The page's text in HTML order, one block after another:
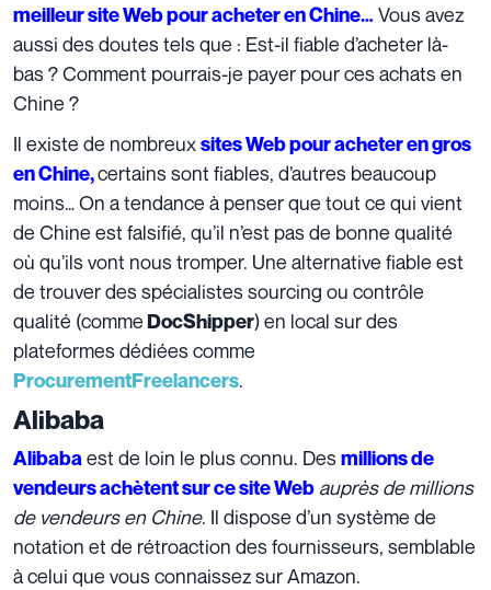
meilleur site Web pour acheter en Chine… Vous avez
aussi des doutes tels que : Est-il fiable d’acheter là-
bas ? Comment pourrais-je payer pour ces achats en
Chine ?
Il existe de nombreuxsites Web pour acheter en gros
en Chine,certains sont fiables, d’autres beaucoup
moins… On a tendance à penser que tout ce qui vient
de Chine est falsifié, qu’il n’est pas de bonne qualité
où qu’ils vont nous tromper. Une alternative fiable est
de trouver des spécialistes sourcing ou contrôle
qualité (commeDocShipper) en local sur des
plateformes dédiées comme
ProcurementFreelancers.
Alibaba
Alibaba est de loin le plus connu. Desmillions de
vendeurs achètent sur ce site Web auprès de millions
de vendeurs en Chine. Il dispose d’un système de
notation et de rétroaction des fournisseurs, semblable
à celui que vous connaissez sur Amazon.